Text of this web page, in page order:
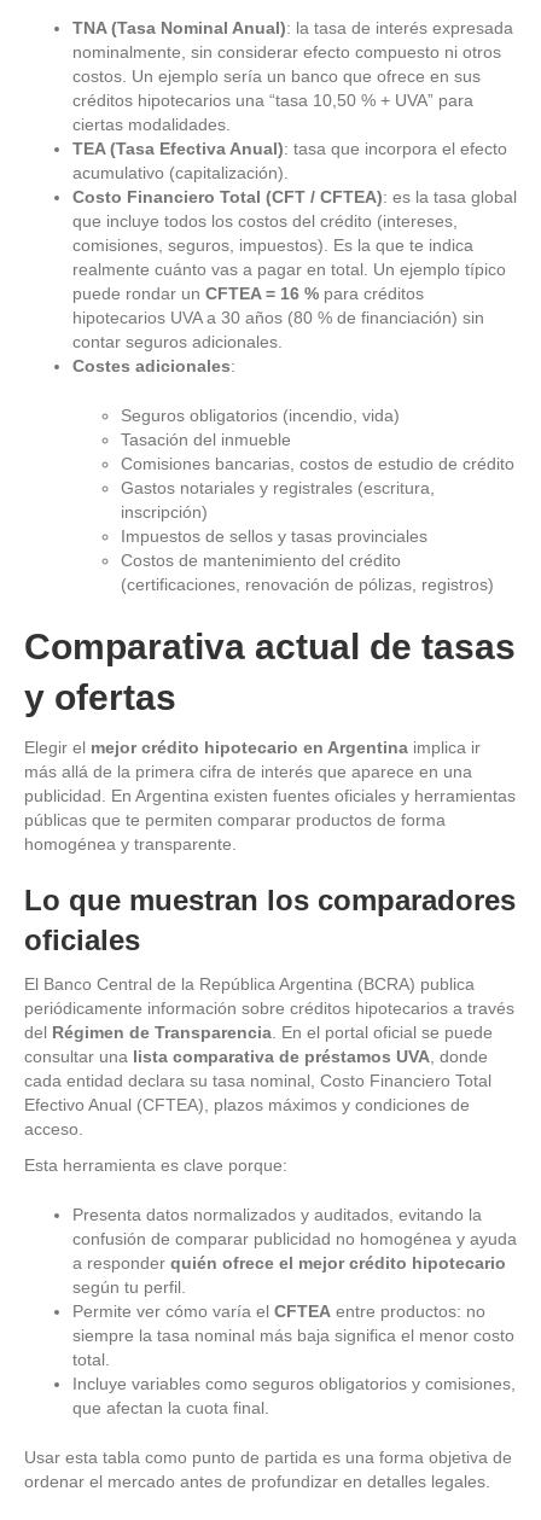
TNA (Tasa Nominal Anual): la tasa de interés expresada
nominalmente, sin considerar efecto compuesto ni otros
costos. Un ejemplo sería un banco que ofrece en sus
créditos hipotecarios una “tasa 10,50 % + UVA” para
ciertas modalidades.
TEA (Tasa Efectiva Anual): tasa que incorpora el efecto
acumulativo (capitalización).
Costo Financiero Total (CFT / CFTEA): es la tasa global
que incluye todos los costos del crédito (intereses,
comisiones, seguros, impuestos). Es la que te indica
realmente cuánto vas a pagar en total. Un ejemplo típico
puede rondar un CFTEA = 16 % para créditos
hipotecarios UVA a 30 años (80 % de financiación) sin
contar seguros adicionales.
Costes adicionales:
Seguros obligatorios (incendio, vida)
Tasación del inmueble
Comisiones bancarias, costos de estudio de crédito
Gastos notariales y registrales (escritura,
inscripción)
Impuestos de sellos y tasas provinciales
Costos de mantenimiento del crédito
(certificaciones, renovación de pólizas, registros)
Comparativa actual de tasas
y ofertas
Elegir el mejor crédito hipotecario en Argentina implica ir
más allá de la primera cifra de interés que aparece en una
publicidad. En Argentina existen fuentes oficiales y herramientas
públicas que te permiten comparar productos de forma
homogénea y transparente.
Lo que muestran los comparadores
oficiales
El Banco Central de la República Argentina (BCRA) publica
periódicamente información sobre créditos hipotecarios a través
del Régimen de Transparencia. En el portal oficial se puede
consultar una lista comparativa de préstamos UVA, donde
cada entidad declara su tasa nominal, Costo Financiero Total
Efectivo Anual (CFTEA), plazos máximos y condiciones de
acceso.
Esta herramienta es clave porque:
Presenta datos normalizados y auditados, evitando la
confusión de comparar publicidad no homogénea y ayuda
a responder quién ofrece el mejor crédito hipotecario
según tu perfil.
Permite ver cómo varía el CFTEA entre productos: no
siempre la tasa nominal más baja significa el menor costo
total.
Incluye variables como seguros obligatorios y comisiones,
que afectan la cuota final.
Usar esta tabla como punto de partida es una forma objetiva de
ordenar el mercado antes de profundizar en detalles legales.